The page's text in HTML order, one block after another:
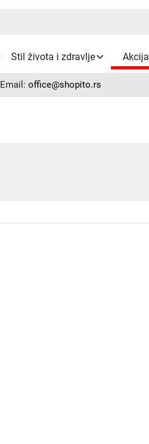
Stil života i zdravlje Akcija
Email: office@shopito.rs